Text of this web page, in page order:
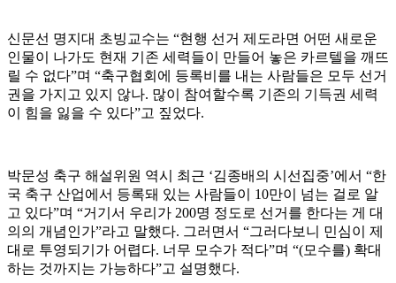
신문선 명지대 초빙교수는 “현행 선거 제도라면 어떤 새로운
인물이 나가도 현재 기존 세력들이 만들어 놓은 카르텔을 깨뜨
릴 수 없다”며 “축구협회에 등록비를 내는 사람들은 모두 선거
권을 가지고 있지 않나. 많이 참여할수록 기존의 기득권 세력
이 힘을 잃을 수 있다”고 짚었다.
박문성 축구 해설위원 역시 최근 ‘김종배의 시선집중’에서 “한
국 축구 산업에서 등록돼 있는 사람들이 10만이 넘는 걸로 알
고 있다”며 “거기서 우리가 200명 정도로 선거를 한다는 게 대
의의 개념인가”라고 말했다. 그러면서 “그러다보니 민심이 제
대로 투영되기가 어렵다. 너무 모수가 적다”며 “(모수를) 확대
하는 것까지는 가능하다”고 설명했다.